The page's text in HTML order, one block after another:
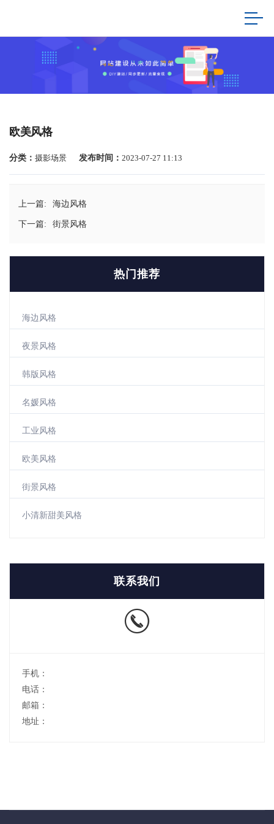
欧美风格
分类： 摄影场景 发布时间： 2023-07-27 11:13
上一篇: 海边风格
下一篇: 街景风格
热门推荐
海边风格
夜景风格
韩版风格
名媛风格
工业风格
欧美风格
街景风格
小清新甜美风格
联系我们
手机：
电话：
邮箱：
地址：